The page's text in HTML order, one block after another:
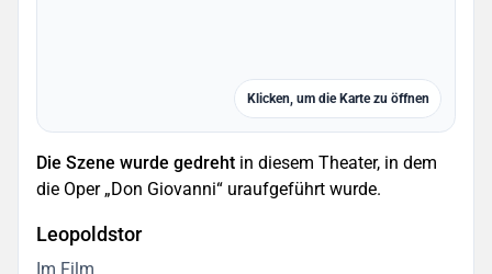
Klicken, um die Karte zu öffnen
Die Szene wurde gedreht in diesem Theater, in dem
die Oper „Don Giovanni“ uraufgeführt wurde.
Leopoldstor
Im Film